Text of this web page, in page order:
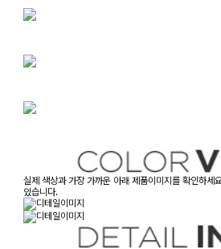
실제 색상과 가장 가까운 아래 제품이미지를 확인하세
있습니다.